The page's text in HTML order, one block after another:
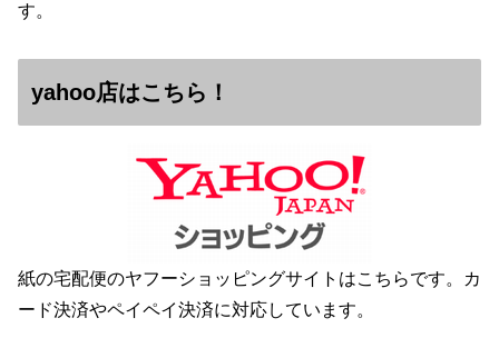
す。
yahoo店はこちら！
紙の宅配便のヤフーショッピングサイトはこちらです。カ
ード決済やペイペイ決済に対応しています。